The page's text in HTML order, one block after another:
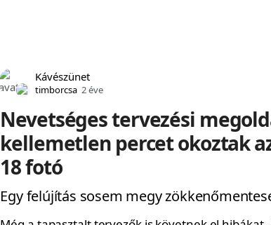
Kávészünet
timborcsa 2 éve
Nevetséges tervezési
kellemetlen percet okoztak
18 fotó
Egy felújítás sosem megy